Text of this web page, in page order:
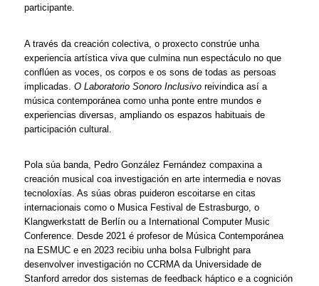
participante.
A través da creación colectiva, o proxecto constrúe unha
experiencia artística viva que culmina nun espectáculo no que
conflúen as voces, os corpos e os sons de todas as persoas
implicadas. O Laboratorio Sonoro Inclusivo reivindica así a
música contemporánea como unha ponte entre mundos e
experiencias diversas, ampliando os espazos habituais de
participación cultural.
Pola súa banda, Pedro González Fernández compaxina a
creación musical coa investigación en arte intermedia e novas
tecnoloxías. As súas obras puideron escoitarse en citas
internacionais como o Musica Festival de Estrasburgo, o
Klangwerkstatt de Berlín ou a International Computer Music
Conference. Desde 2021 é profesor de Música Contemporánea
na ESMUC e en 2023 recibiu unha bolsa Fulbright para
desenvolver investigación no CCRMA da Universidade de
Stanford arredor dos sistemas de feedback háptico e a cognición